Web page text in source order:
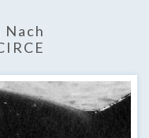
Nach